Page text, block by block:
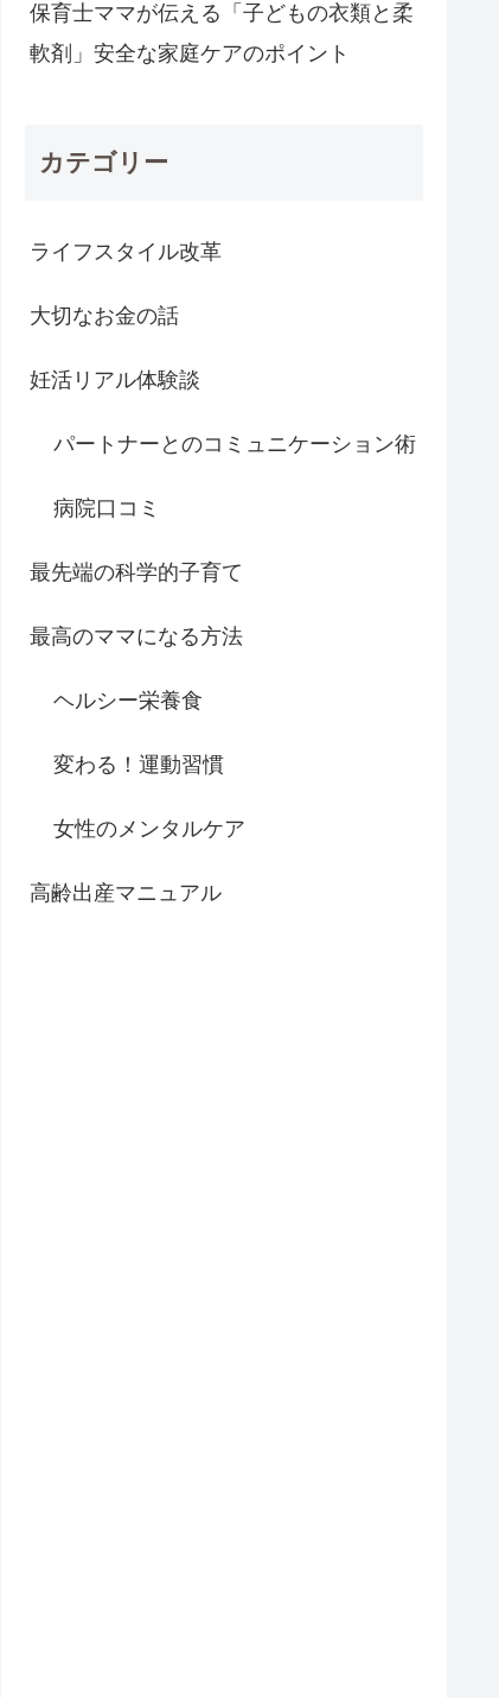
保育士ママが伝える「子どもの衣類と柔
軟剤」安全な家庭ケアのポイント
カテゴリー
ライフスタイル改革
大切なお金の話
妊活リアル体験談
パートナーとのコミュニケーション術
病院口コミ
最先端の科学的子育て
最高のママになる方法
ヘルシー栄養食
変わる！運動習慣
女性のメンタルケア
高齢出産マニュアル